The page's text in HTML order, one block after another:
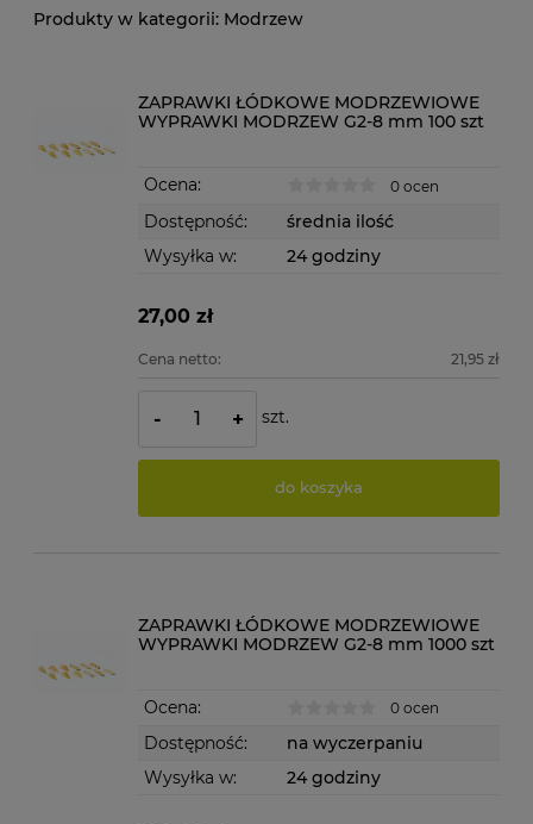
Modrzew
ZAPRAWKI ŁÓDKOWE MODRZEWIOWE
WYPRAWKI MODRZEW G2-8 mm 100 szt
Ocena: 0 ocen
Dostępność:
średnia ilość
Wysyłka w:
24 godziny
27,00 zł
Cena netto: 21,95 zł
- + szt.
do koszyka
ZAPRAWKI ŁÓDKOWE MODRZEWIOWE
WYPRAWKI MODRZEW G2-8 mm 1000 szt
Ocena: 0 ocen
Dostępność:
na wyczerpaniu
Wysyłka w:
24 godziny